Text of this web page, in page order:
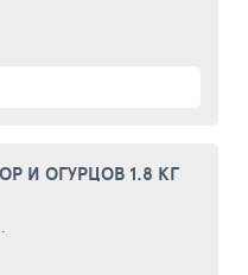
И ОГУРЦОВ 1.8 КГ
АССОРТИ КОНСЕРВИРОВАННЫЕ